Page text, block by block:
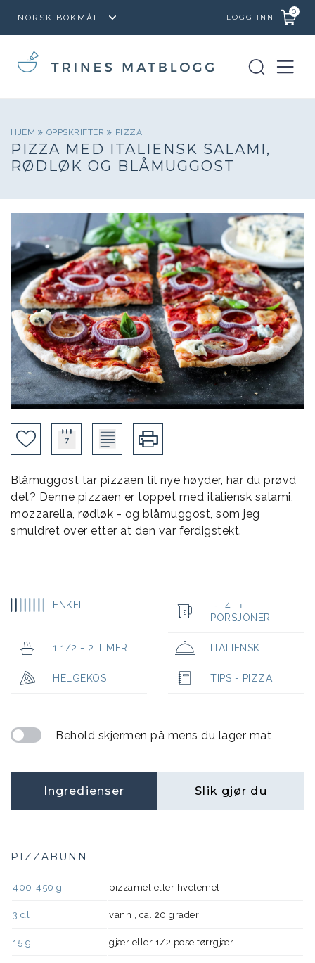
LOGG INN
0
HJEM OPPSKRIFTER PIZZA
PIZZA MED ITALIENSK SALAMI,
RØDLØK OG BLÅMUGGOST
Blåmuggost tar pizzaen til nye høyder, har du prøvd
det? Denne pizzaen er toppet med italiensk salami,
mozzarella, rødløk - og blåmuggost, som jeg
smuldret over etter at den var ferdigstekt.
ENKEL - 4 +
PORSJONER
1 1/2 - 2 TIMER ITALIENSK
HELGEKOS TIPS - PIZZA
Behold skjermen på mens du lager mat
Ingredienser Slik gjør du
PIZZABUNN
400-450 g pizzamel eller hvetemel
3 dl vann , ca. 20 grader
15 g gjær eller 1/2 pose tørrgjær